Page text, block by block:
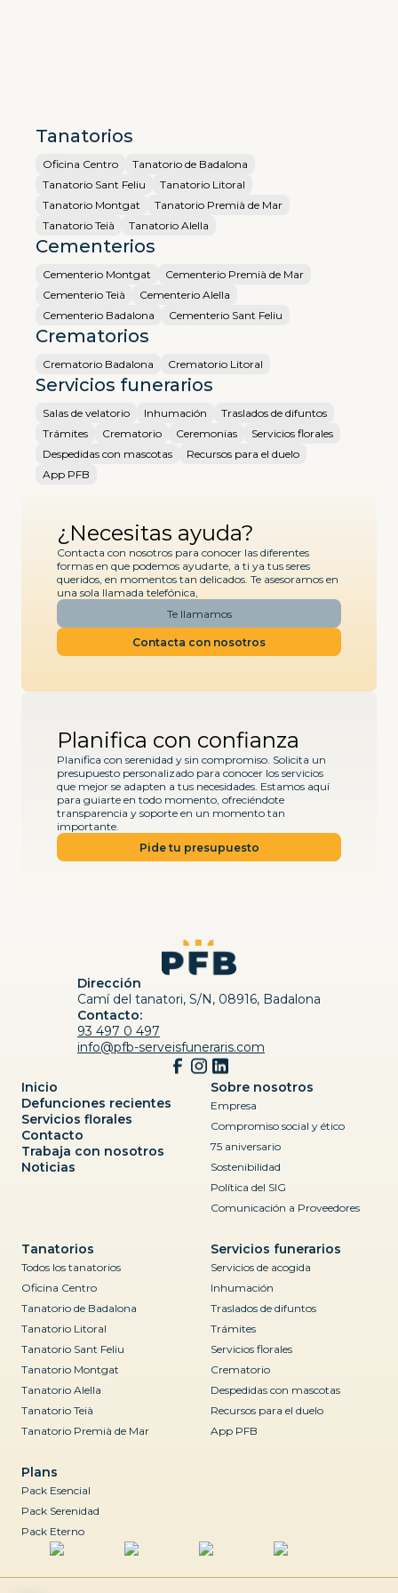
Tanatorios
Oficina Centro
Tanatorio de Badalona
Tanatorio Sant Feliu
Tanatorio Litoral
Tanatorio Montgat
Tanatorio Premià de Mar
Tanatorio Teià
Tanatorio Alella
Cementerios
Cementerio Montgat
Cementerio Premià de Mar
Cementerio Teià
Cementerio Alella
Cementerio Badalona
Cementerio Sant Feliu
Crematorios
Crematorio Badalona Crematorio Litoral
Servicios funerarios
Salas de velatorio Inhumación
Traslados de difuntos
Trámites
Crematorio Ceremonias
Servicios florales
Despedidas con mascotas
Recursos para el duelo
App PFB
Planifica con confianza
Planifica con serenidad y sin compromiso. Solicita un
presupuesto personalizado para conocer los servicios
que mejor se adapten a tus necesidades. Estamos aquí
para guiarte en todo momento, ofreciéndote
transparencia y soporte en un momento tan
importante.
Pide tu presupuesto
¿Necesitas ayuda?
Contacta con nosotros para conocer las diferentes
formas en que podemos ayudarte, a ti ya tus seres
queridos, en momentos tan delicados. Te asesoramos en
una sola llamada telefónica,
Te llamamos
Contacta con nosotros
Dirección
Camí del tanatori, S/N, 08916, Badalona
Contacto:
93 497 0 497
info@pfb-serveisfuneraris.com
Inicio
Defunciones recientes
Servicios florales
Contacto
Trabaja con nosotros
Noticias
Sobre nosotros
Empresa
Compromiso social y ético
75 aniversario
Sostenibilidad
Política del SIG
Comunicación a Proveedores
Tanatorios
Todos los tanatorios
Oficina Centro
Tanatorio de Badalona
Tanatorio Litoral
Tanatorio Sant Feliu
Tanatorio Montgat
Tanatorio Alella
Tanatorio Teià
Tanatorio Premià de Mar
Servicios funerarios
Servicios de acogida
Inhumación
Traslados de difuntos
Trámites
Servicios florales
Crematorio
Despedidas con mascotas
Recursos para el duelo
App PFB
Plans
Pack Esencial
Pack Serenidad
Pack Eterno